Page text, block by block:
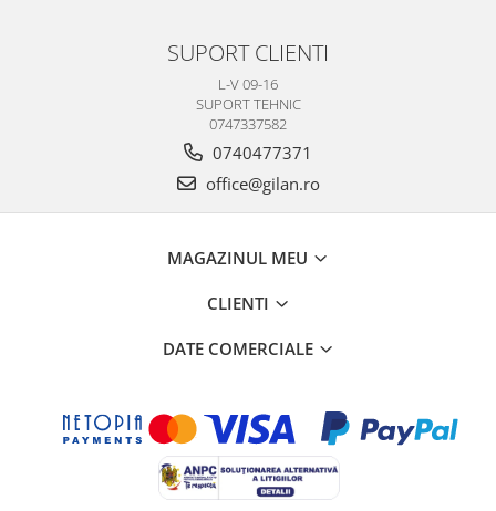
SUPORT CLIENTI
L-V 09-16
SUPORT TEHNIC
0747337582
0740477371
office@gilan.ro
MAGAZINUL MEU
CLIENTI
DATE COMERCIALE